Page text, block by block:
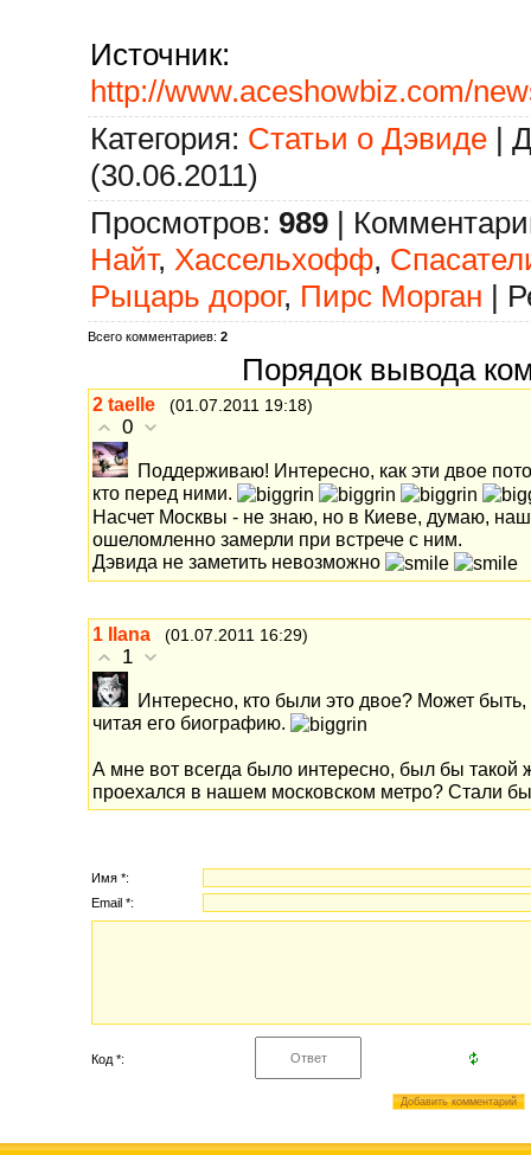
Источник:
http://www.aceshowbiz.com/
Категория: Статьи о Дэвиде |
(30.06.2011)
Просмотров: 989 |
Найт, Хассельхофф,
Рыцарь дорог, Пирс Морган |
Всего комментариев: 2
Порядок вывода
2 taelle (01.07.2011 19:18)
0
Поддерживаю! Интересно, как эти двое
кто перед ними.
Насчет Москвы - не знаю, но в Киеве, думаю,
ошеломленно замерли при встрече с ним.
Дэвида не заметить невозможно
1 Ilana (01.07.2011 16:29)
1
Интересно, кто были это двое? Может
читая его биографию.
А мне вот всегда было интересно, был бы
проехался в нашем московском метро? Стали бы
Имя *:
Email *:
Код *: